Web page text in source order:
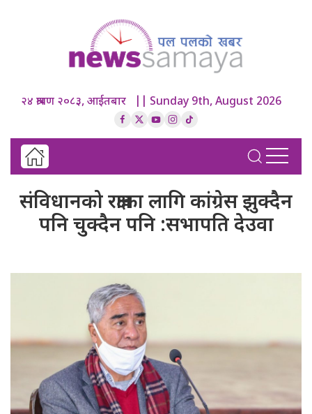
२४ श्रावण २०८३, आईतबार || Sunday 9th, August 2026
संविधानको रक्षाका लागि कांग्रेस झुक्दैन
पनि चुक्दैन पनि :सभापति देउवा